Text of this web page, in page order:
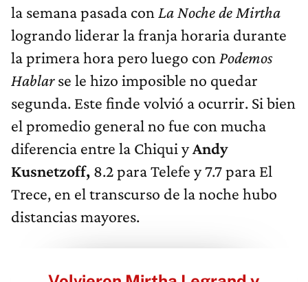
la semana pasada con La Noche de Mirtha
logrando liderar la franja horaria durante
la primera hora pero luego con Podemos
Hablarse le hizo imposible no quedar
segunda. Este finde volvió a ocurrir. Si bien
el promedio general no fue con mucha
diferencia entre la Chiqui yAndy
Kusnetzoff, 8.2 para Telefe y 7.7 para El
Trece, en el transcurso de la noche hubo
distancias mayores.